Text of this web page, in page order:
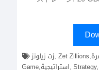
زت زيلونز, Zet Zillions,لعبة مغامرة, Adventure
Game,استراتيجية, Strategy,شخصيات فريدة, Unique